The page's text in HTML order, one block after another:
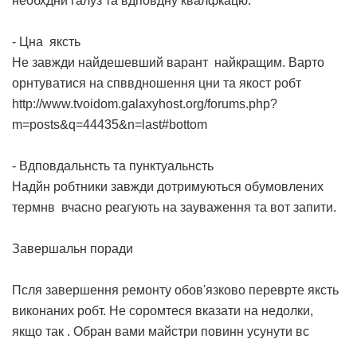
- Цна яксть
Не завжди найдешевший варант найкращим. Варто
орнтуватися на спввдношення цни та якост робт
http://www.tvoidom.galaxyhost.org/forums.php?
m=posts&q=44435&n=last#bottom
- Вдповдальнсть та пунктуальнсть
Надйн робтники завжди дотримуються обумовлених
термнв вчасно реагують на зауваження та вот запити.
Завершальн поради
Псля завершення ремонту обов'язково переврте яксть
виконаних робт. Не соромтеся вказати на недолки,
якщо так . Обран вами майстри повинн усунути вс